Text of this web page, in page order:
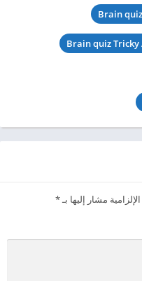
Brain
Brain quiz Tricky
مشار إليها بـ*